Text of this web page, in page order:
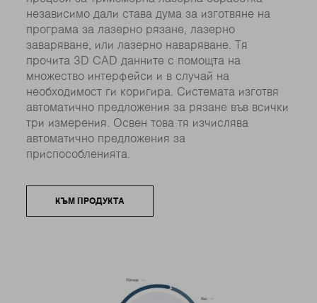
независимо дали става дума за изготвяне на
програма за лазерно рязане, лазерно
заваряване, или лазерно наваряване. Тя
прочита 3D CAD данните с помощта на
множество интерфейси и в случай на
необходимост ги коригира. Системата изготвя
автоматично предложения за рязане във всички
три измерения. Освен това тя изчислява
автоматично предложения за
приспособленията.
КЪМ ПРОДУКТА